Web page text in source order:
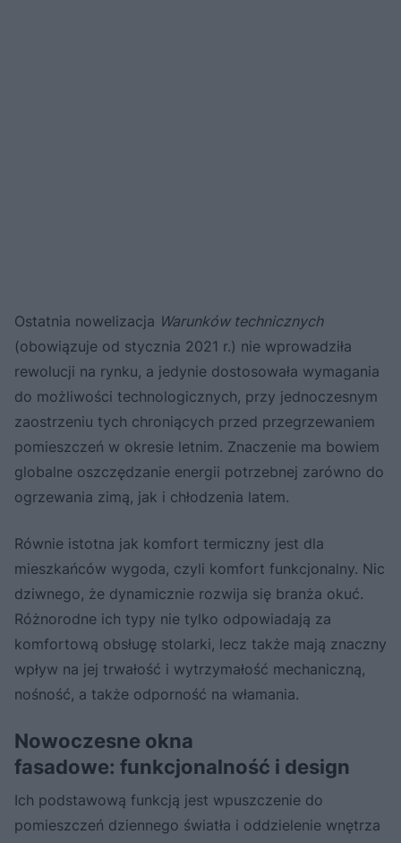
Ostatnia nowelizacja Warunków technicznych
(obowiązuje od stycznia 2021 r.) nie wprowadziła
rewolucji na rynku, a jedynie dostosowała wymagania
do możliwości technologicznych, przy jednoczesnym
zaostrzeniu tych chroniących przed przegrzewaniem
pomieszczeń w okresie letnim. Znaczenie ma bowiem
globalne oszczędzanie energii potrzebnej zarówno do
ogrzewania zimą, jak i chłodzenia latem.
Równie istotna jak komfort termiczny jest dla
mieszkańców wygoda, czyli komfort funkcjonalny. Nic
dziwnego, że dynamicznie rozwija się branża okuć.
Różnorodne ich typy nie tylko odpowiadają za
komfortową obsługę stolarki, lecz także mają znaczny
wpływ na jej trwałość i wytrzymałość mechaniczną,
nośność, a także odporność na włamania.
Nowoczesne okna
fasadowe: funkcjonalność i design
Ich podstawową funkcją jest wpuszczenie do
pomieszczeń dziennego światła i oddzielenie wnętrza